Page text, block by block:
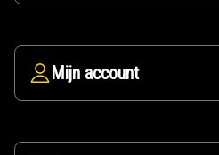
Mijn account